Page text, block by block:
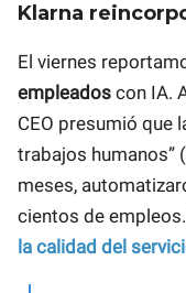
Klarna
El viernes
empleados con IA.
CEO presumió que
trabajos humanos”
meses,
cientos de
la calidad del